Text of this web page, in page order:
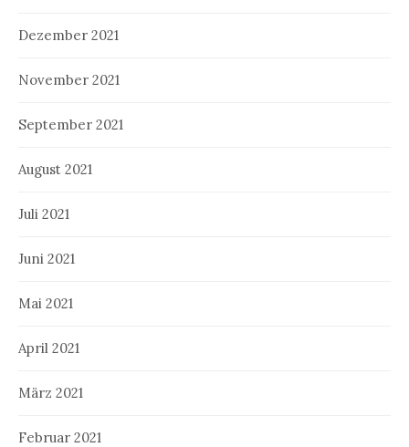
Dezember 2021
November 2021
September 2021
August 2021
Juli 2021
Juni 2021
Mai 2021
April 2021
März 2021
Februar 2021